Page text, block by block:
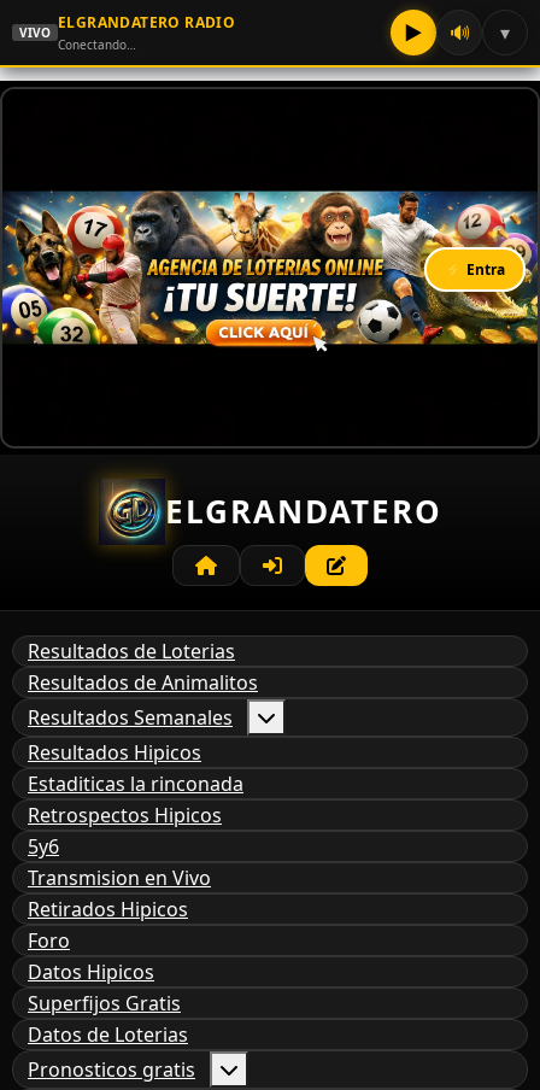
VIVO
ELGRANDATERO RADIO
Conectando… ▶ 🔊 ▾
⚡ Entra
ELGRANDATERO
Resultados de Loterias
Resultados de Animalitos
Resultados Semanales
Resultados Hipicos
Estaditicas la rinconada
Retrospectos Hipicos
5y6
Transmision en Vivo
Retirados Hipicos
Foro
Datos Hipicos
Superfijos Gratis
Datos de Loterias
Pronosticos gratis